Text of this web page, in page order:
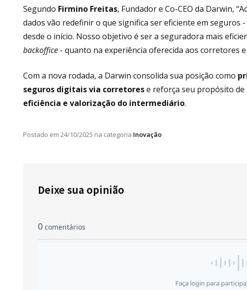
Segundo Firmino Freitas, Fundador e Co-CEO da Darwin,
dados vão redefinir o que significa ser eficiente em seguros
desde o início. Nosso objetivo é ser a seguradora mais
backoffice - quanto na experiência oferecida aos corretores e
Com a nova rodada, a Darwin consolida sua posição como
seguros digitais via corretorese reforça seu propósito de
eficiência e valorização do intermediário.
Postado em 24/10/2025 na categoria Inovação
Deixe sua opinião